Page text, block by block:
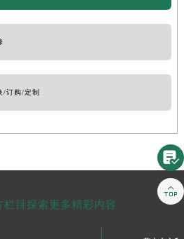
/订购/定制
栏目探索更多精彩内容

